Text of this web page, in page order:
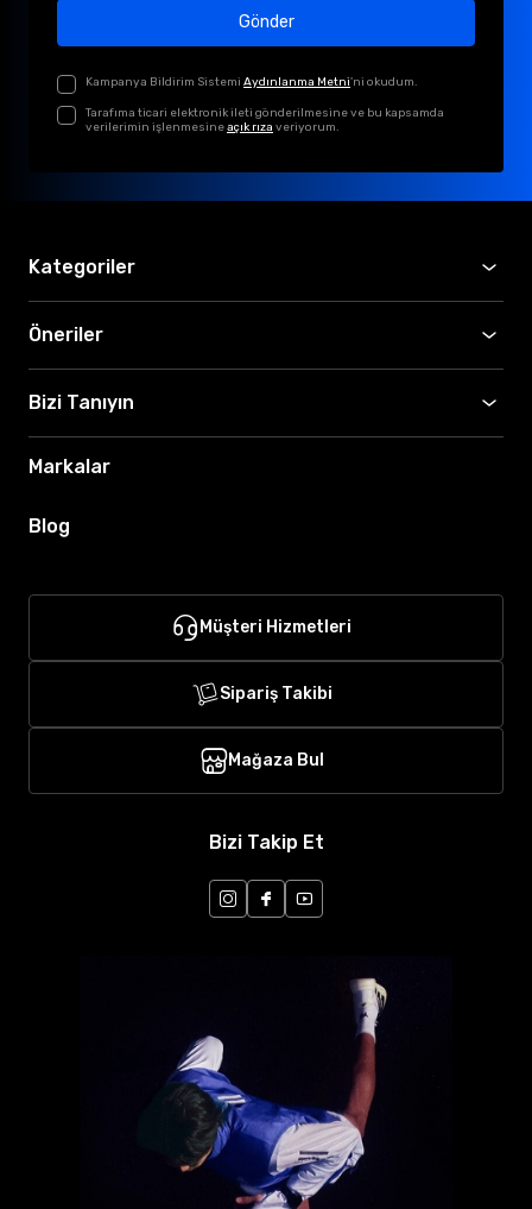
Gönder
Kampanya Bildirim Sistemi Aydınlanma Metni'ni okudum.
Tarafıma ticari elektronik ileti gönderilmesine ve bu kapsamda
verilerimin işlenmesineaçık rıza veriyorum.
Kategoriler
Öneriler
Bizi Tanıyın
Markalar
Blog
Müşteri Hizmetleri
Sipariş Takibi
Mağaza Bul
Bizi Takip Et